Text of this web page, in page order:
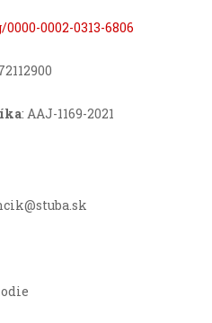
0002-0313-6806
: AAJ-1169-2021